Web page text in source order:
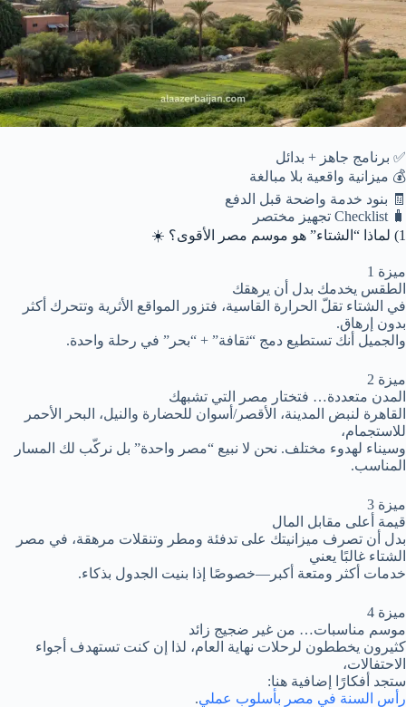
✅ برنامج جاهز + بدائل
💰 ميزانية واقعية بلا مبالغة
🧾 بنود خدمة واضحة قبل الدفع
🧳 Checklist تجهيز مختصر
1) لماذا “الشتاء” هو موسم مصر الأقوى؟ ☀️
ميزة 1
الطقس يخدمك بدل أن يرهقك
في الشتاء تقلّ الحرارة القاسية، فتزور المواقع الأثرية وتتحرك أكثر
بدون إرهاق.
والجميل أنك تستطيع دمج “ثقافة” + “بحر” في رحلة واحدة.
ميزة 2
المدن متعددة… فتختار مصر التي تشبهك
القاهرة لنبض المدينة، الأقصر/أسوان للحضارة والنيل، البحر الأحمر
للاستجمام،
وسيناء لهدوء مختلف. نحن لا نبيع “مصر واحدة” بل نركّب لك المسار
المناسب.
ميزة 3
قيمة أعلى مقابل المال
بدل أن تصرف ميزانيتك على تدفئة ومطر وتنقلات مرهقة، في مصر
الشتاء غالبًا يعني
خدمات أكثر ومتعة أكبر—خصوصًا إذا بنيت الجدول بذكاء.
ميزة 4
موسم مناسبات… من غير ضجيج زائد
كثيرون يخططون لرحلات نهاية العام، لذا إن كنت تستهدف أجواء
الاحتفالات،
ستجد أفكارًا إضافية هنا:
رأس السنة في مصر بأسلوب عملي.